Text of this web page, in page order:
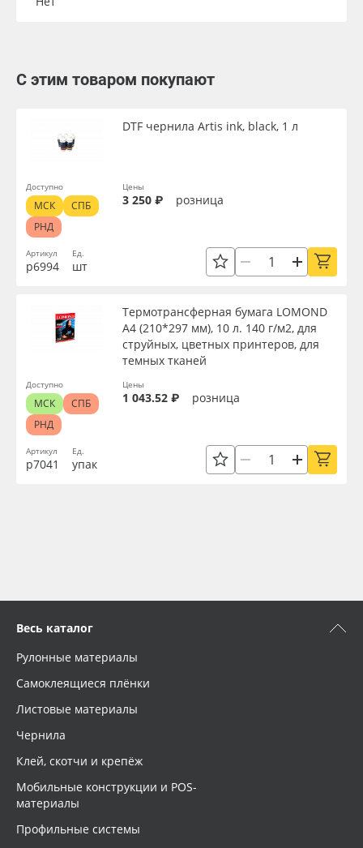
С этим товаром покупают
Артикул
р6994
DTF чернила Artis ink, black, 1 л
Ед.
шт
Цены
3 250 ₽ розница
Доступно
МСК
СПБ
РНД
Артикул
р7041
Термотрансферная бумага LOMOND
А4 (210*297 мм), 10 л. 140 г/м2, для
струйных, цветных принтеров, для
темных тканей
Ед.
упак
Цены
1 043.52 ₽ розница
Доступно
МСК
СПБ
РНД
Весь каталог
Рулонные материалы
Самоклеящиеся плёнки
Листовые материалы
Чернила
Клей, скотчи и крепёж
Мобильные конструкции и POS-
материалы
Профильные системы